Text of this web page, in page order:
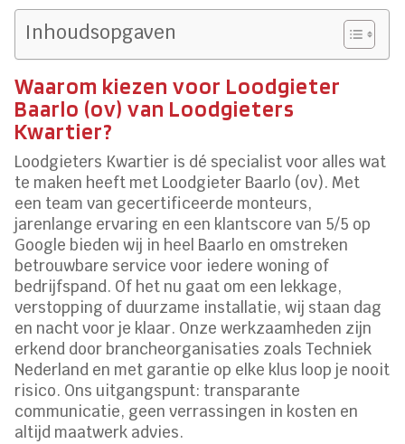
Inhoudsopgaven
Waarom kiezen voor Loodgieter
Baarlo (ov) van Loodgieters
Kwartier?
Loodgieters Kwartier is dé specialist voor alles wat
te maken heeft met Loodgieter Baarlo (ov). Met
een team van gecertificeerde monteurs,
jarenlange ervaring en een klantscore van 5/5 op
Google bieden wij in heel Baarlo en omstreken
betrouwbare service voor iedere woning of
bedrijfspand. Of het nu gaat om een lekkage,
verstopping of duurzame installatie, wij staan dag
en nacht voor je klaar. Onze werkzaamheden zijn
erkend door brancheorganisaties zoals Techniek
Nederland en met garantie op elke klus loop je nooit
risico. Ons uitgangspunt: transparante
communicatie, geen verrassingen in kosten en
altijd maatwerk advies.